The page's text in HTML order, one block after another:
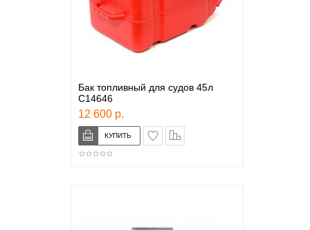
Бак топливный для судов 45л
C14646
12 600 р.
в закладки